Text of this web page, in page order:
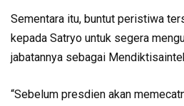
Sementara itu, buntut peristiwa
kepada Satryo untuk segera
jabatannya sebagai
“Sebelum presdien akan